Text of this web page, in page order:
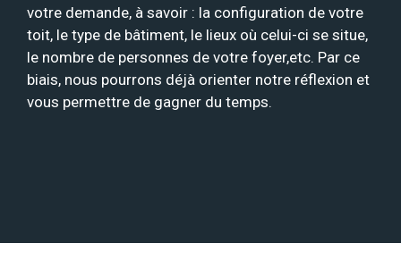
votre demande, à savoir : la configuration de votre
toit, le type de bâtiment, le lieux où celui-ci se situe,
le nombre de personnes de votre foyer,etc. Par ce
biais, nous pourrons déjà orienter notre réflexion et
vous permettre de gagner du temps.